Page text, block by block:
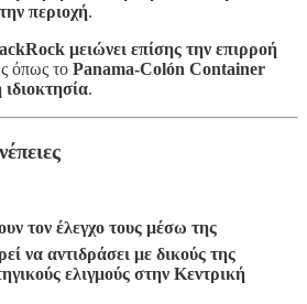
περιοχή.
μειώνει επίσης την επιρροή
όπως το Panama-Colón Container
.
τον έλεγχο τους μέσω της
να αντιδράσει με δικούς της
ελιγμούς στην Κεντρική